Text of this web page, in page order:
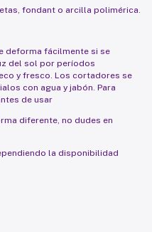
fondant o arcilla polimérica.
deforma fácilmente si se
del sol por períodos
y fresco. Los cortadores se
con agua y jabón. Para
de usar
diferente, no dudes en
la disponibilidad